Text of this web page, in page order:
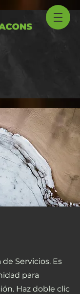
Servicios. Es
para
Haz doble clic